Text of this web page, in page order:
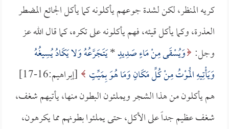
كريه المنظر، لكن لشدة جوعهم يأكلونه كما يأكل الجائع المضطر
العذرة، وكما يأكل قيئه، فهم يأكلونه على تكره، كما قال الله عز
وجل: وَيُسْقَى مِنْ مَاءٍ صَدِيدٍ*يَتَجَرَّعُهُ وَلا يَكَادُ يُسِيغُهُ
وَيَأْتِيهِ الْمَوْتُ مِنْ كُلِّ مَكَانٍ وَمَا هُوَ بِمَيِّتٍ
[إبراهيم:16-17]
هم يأكلون من هذا الشجر ويملئون البطون منها، يأتيهم شغف،
شغف عظيم جداً على الأكل، حتى يملئوا بطونهم مما يكرهون،